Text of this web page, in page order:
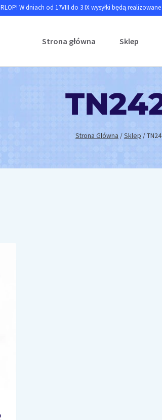
W dniach od 17VIII do 3 IX wysyłki będą
Strona główna Sklep
Strona Główna /Sklep /